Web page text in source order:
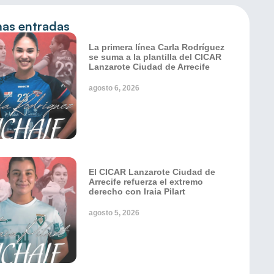
entradas
La primera línea Carla Rodríguez
se suma a la plantilla del CICAR
Lanzarote Ciudad de Arrecife
agosto 6, 2026
El CICAR Lanzarote Ciudad de
Arrecife refuerza el extremo
derecho con Iraia Pilart
agosto 5, 2026